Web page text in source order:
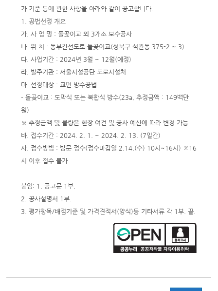
가 기준 등에 관한 사항을 아래와 같이 공고합니다.
1. 공법선정 개요
가. 사 업 명 : 돌곶이교 외 3개소 보수공사
나. 위 치 : 동부간선도로 돌곶이교(성북구 석관동 375-2 ~ 3)
다. 사업기간 : 2024년 3월 ~ 12월(예정)
라. 발주기관 : 서울시설공단 도로시설처
마. 선정대상 : 교면 방수공법
- 돌곶이교 : 도막식 또는 복합식 방수(23a, 추정금액 : 149백만
원)
※ 추정금액 및 물량은 현장 여건 및 공사 예산에 따라 변경 가능
바. 접수기간 : 2024. 2. 1. ~ 2024. 2. 13. (7일간)
사. 접수방법 : 방문 접수(접수마감일 2.14.(수) 10시~16시) ※16
시 이후 접수 불가
붙임: 1. 공고문 1부.
2. 공사설명서 1부.
3. 평가항목/배점기준 및 가격견적서(양식)등 기타서류 각 1부. 끝.